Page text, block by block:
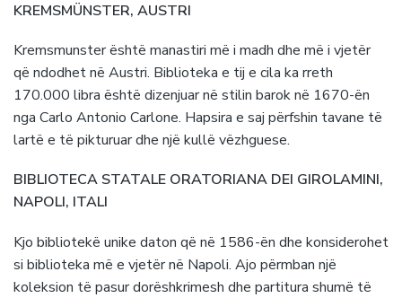
KREMSMÜNSTER, AUSTRI
Kremsmunster është manastiri më i madh dhe më i vjetër
që ndodhet në Austri. Biblioteka e tij e cila ka rreth
170.000 libra është dizenjuar në stilin barok në 1670-ën
nga Carlo Antonio Carlone. Hapsira e saj përfshin tavane të
lartë e të pikturuar dhe një kullë vëzhguese.
BIBLIOTECA STATALE ORATORIANA DEI GIROLAMINI,
NAPOLI, ITALI
Kjo bibliotekë unike daton që në 1586-ën dhe konsiderohet
si biblioteka më e vjetër në Napoli. Ajo përmban një
koleksion të pasur dorëshkrimesh dhe partitura shumë të